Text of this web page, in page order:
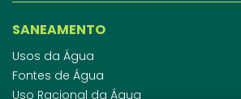
SANEAMENTO
Usos da Água
Fontes de Água
Uso Racional da Água